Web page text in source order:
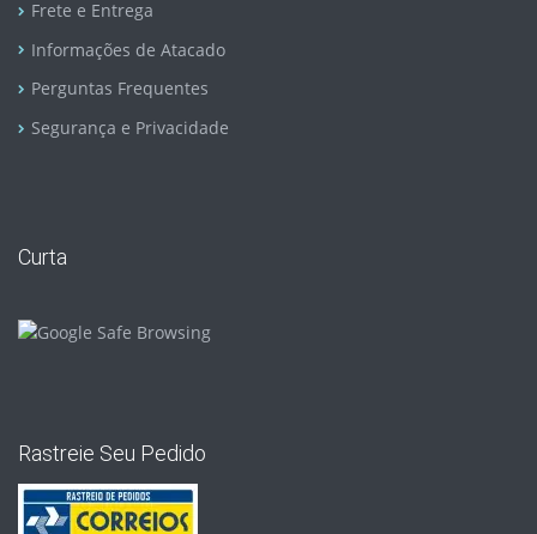
Frete e Entrega
Informações de Atacado
Perguntas Frequentes
Segurança e Privacidade
Curta
Rastreie Seu Pedido